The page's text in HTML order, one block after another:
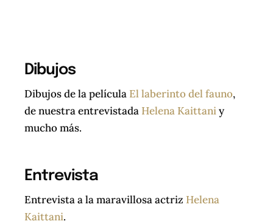
Dibujos
Dibujos de la película El laberinto del fauno,
de nuestra entrevistada Helena Kaittaniy
mucho más.
Entrevista
Entrevista a la maravillosa actriz Helena
Kaittani.